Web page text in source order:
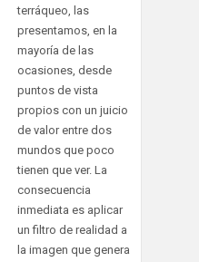
terráqueo, las
presentamos, en la
mayoría de las
ocasiones, desde
puntos de vista
propios con un juicio
de valor entre dos
mundos que poco
tienen que ver. La
consecuencia
inmediata es aplicar
un filtro de realidad a
la imagen que genera